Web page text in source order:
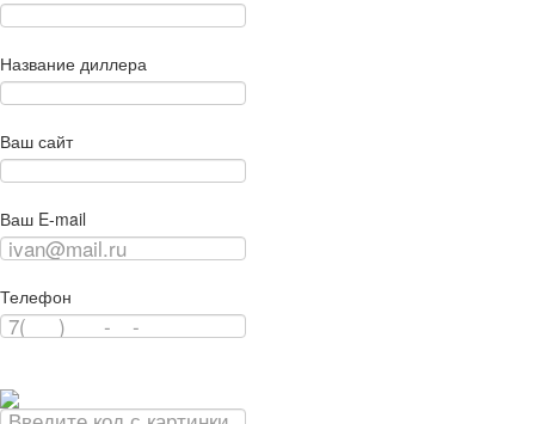
Название диллера
Ваш сайт
Ваш E-mail
Телефон